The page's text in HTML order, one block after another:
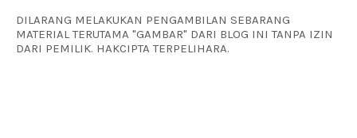
DILARANG MELAKUKAN PENGAMBILAN SEBARANG
MATERIAL TERUTAMA "GAMBAR" DARI BLOG INI TANPA IZIN
DARI PEMILIK. HAKCIPTA TERPELIHARA.